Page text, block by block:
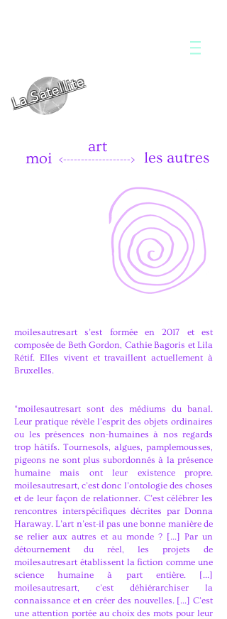
La Satellite
moi les autres
art
<------------------->
moilesautresart s’est formée en 2017 et est
composée de Beth Gordon, Cathie Bagoris et Lila
Rétif. Elles vivent et travaillent actuellement à
Bruxelles.
“moilesautresart sont des médiums du banal.
Leur pratique révèle l’esprit des objets ordinaires
ou les présences non-humaines à nos regards
trop hâtifs. Tournesols, algues, pamplemousses,
pigeons ne sont plus subordonnés à la présence
humaine mais ont leur existence propre.
moilesautresart, c’est donc l’ontologie des choses
et de leur façon de relationner. C’est célébrer les
rencontres interspécifiques décrites par Donna
Haraway. L’art n’est-il pas une bonne manière de
se relier aux autres et au monde ? [...] Par un
détournement du réel, les projets de
moilesautresart établissent la fiction comme une
science humaine à part entière. [...]
moilesautresart, c’est déhiérarchiser la
connaissance et en créer des nouvelles. [...] C’est
une attention portée au choix des mots pour leur